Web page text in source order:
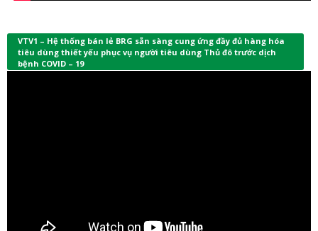
VTV1 – Hệ thống bán lẻ BRG sẵn sàng cung ứng đầy đủ hàng hóa
tiêu dùng thiết yếu phục vụ người tiêu dùng Thủ đô trước dịch
bệnh COVID – 19